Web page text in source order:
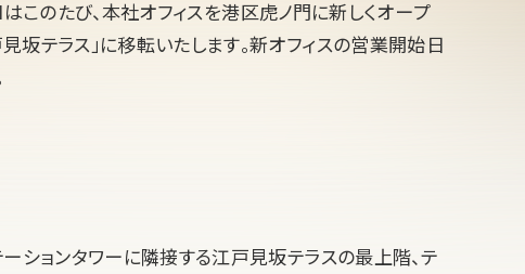
のたび、本社オフィスを港区虎ノ門に新しくオープ
坂テラス」に移転いたします。新オフィスの営業開始日
ションタワーに隣接する江戸見坂テラスの最上階、テ